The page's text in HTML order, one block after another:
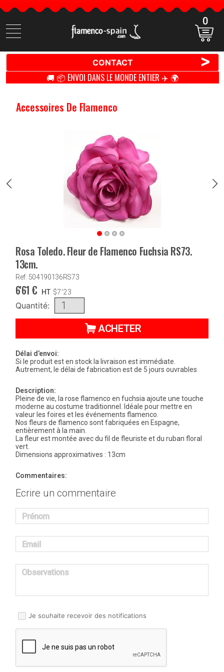
Cherchez
des
0
CONTACT >
🚚 📦 ENVOI DANS LE MONDE ENTIER ✈️ 🌍
Accessoires De Flamenco
Rosa Toledo. Fleur de Flamenco Fuchsia RS73.
13cm.
Ref: 504190136RS73
6'61 € HT $7'23
Quantité:
ACHETER
Délai d’envoi:
Si le produit est en stock la livraison est immédiate.
Autrement, le délai de fabrication est de 5 jours ouvrables
Description:
Pleine de vie, la rose flamenco en fuchsia ajoute une touche
moderne au costume traditionnel. Idéale pour mettre en
valeur les foires et les événements flamenco.
Nos fleurs de flamenco sont fabriquées en Espagne,
entièrement à la main.
La fleur est montée avec du fil de fleuriste et du ruban floral
vert.
Dimensions approximatives : 13cm
Commentaires:
Ecrire un commentaire
Prénom
Email
Observations
Je souhaite recevoir des notifications